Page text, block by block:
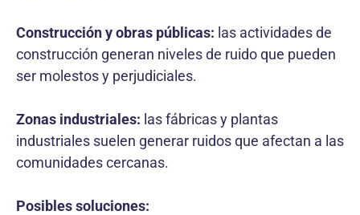
Construcción y obras públicas: las actividades de
construcción generan niveles de ruido que pueden
ser molestos y perjudiciales.
Zonas industriales: las fábricas y plantas
industriales suelen generar ruidos que afectan a las
comunidades cercanas.
Posibles soluciones: